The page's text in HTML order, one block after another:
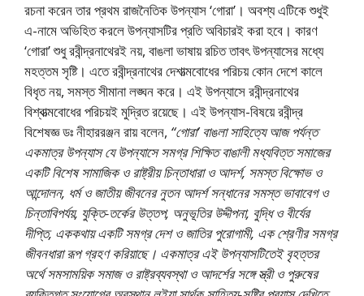
রচনা করেন তার প্রথম রাজনৈতিক উপন্যাস ‘গােরা’। অবশ্য এটিকে শুধুই
এ-নামে অভিহিত করলে উপন্যাসটির প্রতি অবিচারই করা হবে। কারণ
‘গােরা’ শুধু রবীন্দ্রনাথেরই নয়, বাঙলা ভাষায় রচিত তাবৎ উপন্যাসের মধ্যে
মহত্তম সৃষ্টি। এতে রবীন্দ্রনাথের দেশাত্মবােধের পরিচয় কোন দেশে কালে
বিধৃত নয়, সমস্ত সীমানা লঙ্ঘন করে। এই উপন্যাসে রবীন্দ্রনাথের
বিশ্বাত্মবােধের পরিচয়ই মুদ্রিত রয়েছে। এই উপন্যাস-বিষয়ে রবীন্দ্র
বিশেষজ্ঞ ডঃ নীহাররঞ্জন রায় বলেন, “গােরা’ বাঙলা সাহিত্যে আজ পর্যন্ত
একমাত্র উপন্যাস যে উপন্যাসে সমগ্র শিক্ষিত বাঙালী মধ্যবিত্ত সমাজের
একটি বিশেষ সামাজিক ও রাষ্ট্রীয় চিন্তাধারা ও আদর্শ, সমস্ত বিক্ষোভ ও
আন্দোলন, ধর্ম ও জাতীয় জীবনের নুতন আদর্শ সন্ধানের সমস্ত ভাবাবেগ ও
চিন্তাবিপর্যয়, যুক্তি-তর্কের উত্তপ, অনুভূতির উদ্দীপনা, বুদ্ধি ও বীর্যের
দীপ্তি, এককথায় একটি সমগ্র দেশ ও জাতির পুরােগামী, এক শ্রেণীর সমগ্র
জীবনধারা রূপ গ্রহণ করিয়াছে। একমাত্র এই উপন্যাসটিতেই বৃহত্তর
অর্থে সমসাময়িক সমাজ ও রাষ্ট্রব্যবস্থা ও আদর্শের সঙ্গে স্ত্রী ও পুরুষের